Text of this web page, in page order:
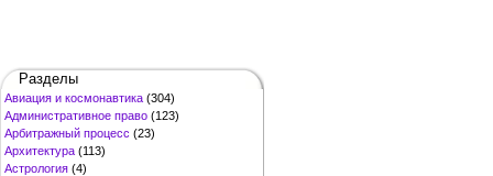
Разделы
Авиация и космонавтика (304)
Административное право (123)
Арбитражный процесс (23)
Архитектура (113)
Астрология (4)